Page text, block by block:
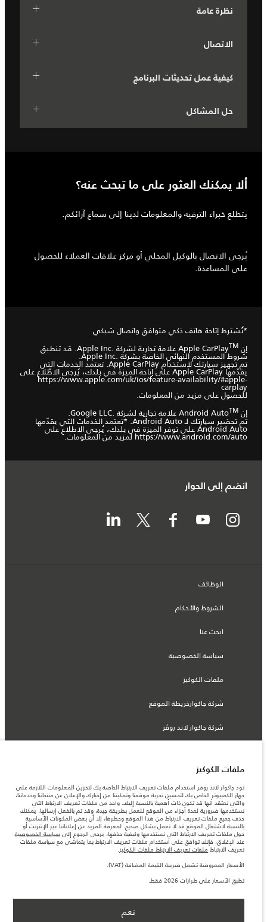
نظرة عامة
الاتصال
كيفية عمل تحديثات البرنامج
حل المشاكل
ألا يمكنك العثور على ما تبحث عنه؟
يتطلع خبراء الترفيه والمعلومات لدينا إلى سماع آرائكم.
يُرجى الاتصال بالوكيل المحلي أو مركز علاقات العملاء للحصول
على المساعدة.
*تُشترط إتاحة هاتف ذكي متوافق واتصال شبكي
إن Apple CarPlay ‎TM علامة تجارية لشركة Apple Inc.‎. قد تنطبق
شروط المستخدم النهائي الخاصة بشركة Apple Inc.‎.
تم تجهيز سيارتك لاستخدام Apple CarPlay. تعتمد الخدمات التي
يقدّمها Apple CarPlay على إتاحة الميزة في بلدك، يُرجى الاطّلاع على
https://www.apple.com/uk/ios/feature-availability/#apple-
carplay
للحصول على مزيد من المعلومات.
إن Android Auto ‎TM
تم تحضير سيارتك لـ Android Auto. *تعتمد الخدمات التي يقدّمها
Android Auto على توفر الميزة في بلدك، يُرجى الاطلاع على
https://www.android.com/autoلمزيد من المعلومات.
انضم إلى الحوار
الوظائف
الشروط والأحكام
ابحث عنا
سياسة الخصوصية
ملفات الكوكيز
شركة جاكوارخريطة الموقع
شركة جاكوار لاند روڤر
الأردن, محمودية موتورز
المعلومات والمواصفات والأسعار والألوان المذكورة على هذا الموقع قد تختلف من بلد إلى
آخر، كما أنّها قد تتغير بدون إشعار مسبق. الرجاء التواصل مع وكيلنا المحلي للتأكد من توفّرها
والتحقق من الأسعار.
الأرقام المقدمة هي نتيجة لاختبارات المصنع الرسمية وفقاً لتشريعات الاتحاد الأوروبي. قد
يتباين استهلك الوقود الفعلي للمركبة عن ذلك المتحقق في تلك الاختبارات كما أن هذه
الأرقام بغرض المقارنة فحسب.
ملاحظة مهمة حول الصور والمواصفات. إن النقص العالمي في أشباه الموصلات يؤثر حاليًا
في مواصفات تصميم السيارات وتوفر الخيارات وتوقيتات التصاميم. هذا ظرف ديناميكي
بالكامل بالنسبة إلى الميزات والخيارات والحلية ومجموعات الألوان. يرجى استشارة وكيلك الذي
سيتمكّن من تأكيد أي تقييدات حالية معك للسماح لك باتخاذ قرار مدروس
ملفات الكوكيز
تود جاكوار لاند روفر استخدام ملفات تعريف الارتباط الخاصة بك لتخزين المعلومات اللازمة على
جهاز الكمبيوتر الخاص بك لتحسين تجربة موقعنا وتمكيننا من إخبارك والإعلان عن منتجاتنا وخدماتنا،
والتي نعتقد أنها قد تكون ذات أهمية بالنسبة إليك. واحد من ملفات تعريف الارتباط التي
نستخدمها ضرورية لعدة أجزاء من الموقع للعمل بطريقة جيدة، وقد تم بالفعل إرسالها. يمكنك
حذف جميع ملفات تعريف الارتباط من هذا الموقع وحظرها، إلا أن بعض المكونات الأساسية
بالنسبة لاشتغال الموقع قد لا تعمل بشكل صحيح. لمعرفة المزيد عن إعلاناتنا عبر الإنترنت أو
حول ملفات تعريف الارتباط التي نستخدمها وكيفية حذفها، يرجى الرجوع إلى سياسة الخصوصية.
عند الإغلاق، فإنك توافق على استخدام ملفات تعريف الارتباط بما يتماشى مع سياسة ملفات
تعريف الارتباط ملفات تعريف الارتباط ملفات الكوكيز.
الأسعار المعروضة تشمل ضريبة القيمة المضافة (VAT).
تطبق الأسعار على طرازات 2026 فقط.
نعم